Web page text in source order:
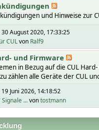
und Hinweise zur
30 August 2020, 17:33:25
CULvon Ralf9
und Firmware
in Bezug auf die CUL
zählen alle Geräte der CUL
19 Juni 2026, 14:18:52
...vontostmann